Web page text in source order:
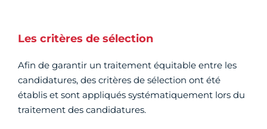
Les critères de sélection
Afin de garantir un traitement équitable entre les
candidatures, des critères de sélection ont été
établis et sont appliqués systématiquement lors du
traitement des candidatures.